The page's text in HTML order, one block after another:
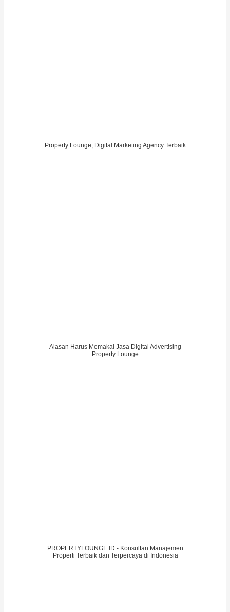
Property Lounge, Digital Marketing Agency Terbaik
Alasan Harus Memakai Jasa Digital Advertising
Property Lounge
PROPERTYLOUNGE.ID - Konsultan Manajemen
Properti Terbaik dan Terpercaya di Indonesia